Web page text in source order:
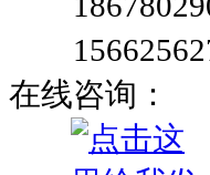
在线咨询：